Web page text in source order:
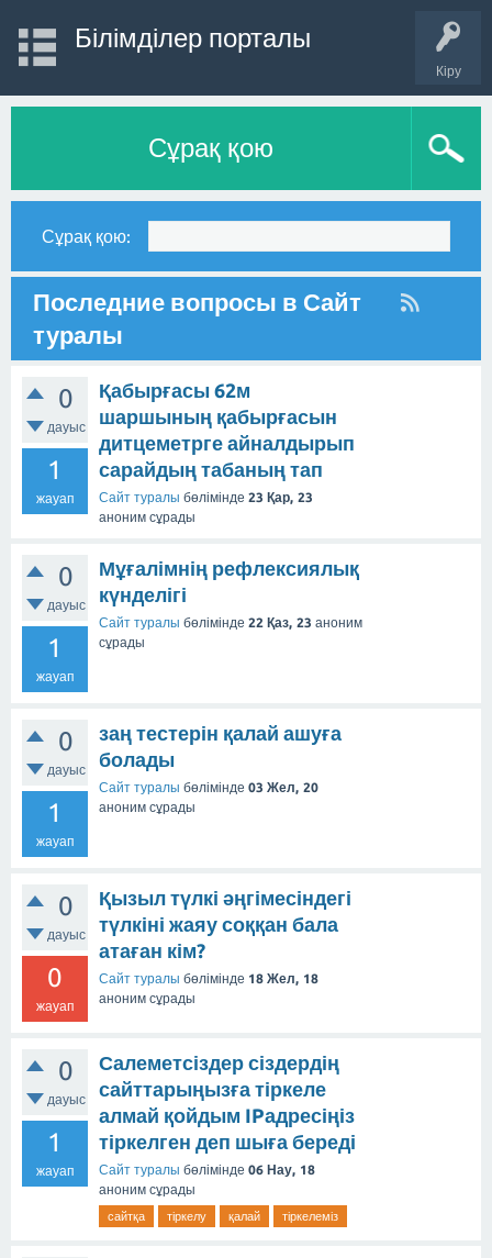
Кіру
Білімділер порталы
Сұрақ қою
Сұрақ қою:
Последние вопросы в Сайт
туралы
0
дауыс
1
жауап
Қабырғасы 62м
шаршының қабырғасын
дитцеметрге айналдырып
сарайдың табаның тап
Сайт туралы бөлімінде 23 Қар, 23
аноним сұрады
0
дауыс
1
жауап
Мұғалімнің рефлексиялық
күнделігі
Сайт туралы бөлімінде 22 Қаз, 23 аноним
сұрады
0
дауыс
1
жауап
заң тестерін қалай ашуға
болады
Сайт туралы бөлімінде 03 Жел, 20
аноним сұрады
0
дауыс
0
жауап
Қызыл түлкі әңгімесіндегі
түлкіні жаяу соққан бала
атаған кім?
Сайт туралы бөлімінде 18 Жел, 18
аноним сұрады
0
дауыс
1
жауап
Салеметсіздер сіздердің
сайттарыңызға тіркеле
алмай қойдым IPадресіңіз
тіркелген деп шыға береді
Сайт туралы бөлімінде 06 Нау, 18
аноним сұрады
сайтқа тіркелу қалай тіркелеміз